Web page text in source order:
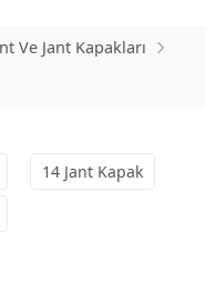
Ve Jant Kapakları
14 Jant Kapak